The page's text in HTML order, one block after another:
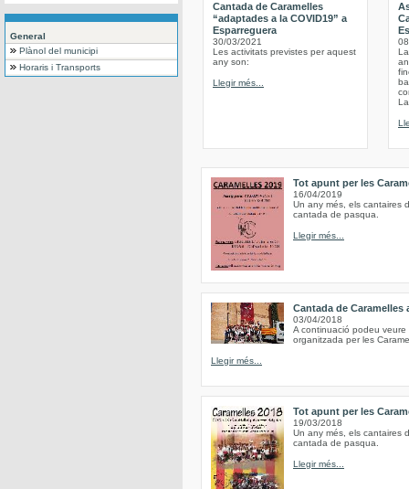
General
Plànol del municipi
Horaris i Transports
Cantada de Caramelles
“adaptades a la COVID19” a
Esparreguera
30/03/2021
Les activitats previstes per aquest
any son:
Llegir més...
Tot apunt per les
16/04/2019
Un any més, els cantaires
cantada de pasqua.
Llegir més...
Cantada de Caramelles
03/04/2018
A continuació podeu
organitzada per les
Llegir més...
Tot apunt per les
19/03/2018
Un any més, els cantaires
cantada de pasqua.
Llegir més...